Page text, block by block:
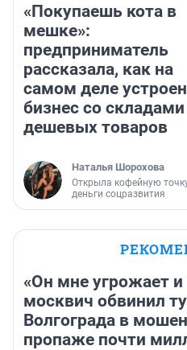
«Покупаешь кота в
мешке»:
предприниматель
рассказала, как на
самом деле устроен
бизнес со складами
дешевых товаров
Наталья Шорохова
Открыла кофейную
деньги соцразвития
«Он мне угрожает
москвич обвинил
Волгограда в
пропаже почти